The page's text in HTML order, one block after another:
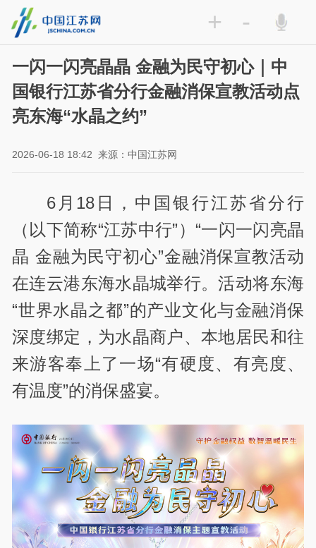
+ -
一闪一闪亮晶晶 金融为民守初心｜中
国银行江苏省分行金融消保宣教活动点
亮东海“水晶之约”
2026-06-18 18:42 来源：中国江苏网
6月18日，中国银行江苏省分行
（以下简称“江苏中行”）“一闪一闪亮晶
晶 金融为民守初心”金融消保宣教活动
在连云港东海水晶城举行。活动将东海
“世界水晶之都”的产业文化与金融消保
深度绑定，为水晶商户、本地居民和往
来游客奉上了一场“有硬度、有亮度、
有温度”的消保盛宴。